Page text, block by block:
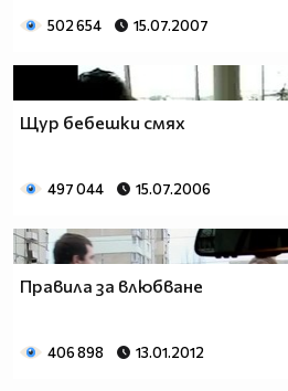
502 654 15.07.2007
Щур бебешки смях
497 044 15.07.2006
Правила за влюбване
406 898 13.01.2012